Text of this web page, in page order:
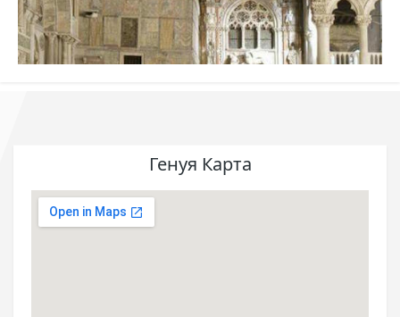
Генуя Карта